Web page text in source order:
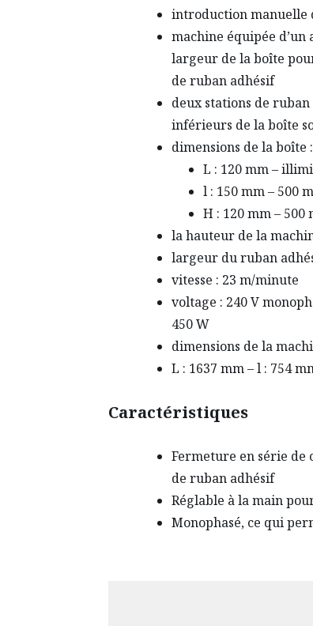
introduction manuelle
machine équipée
largeur de la boîte
de ruban adhésif
deux stations de
inférieurs de la boîte
dimensions de la boîte :
L : 120 mm –
l : 150 mm – 500
H : 120 mm – 500
la hauteur de la
largeur du ruban
vitesse : 23 m/minute
voltage : 240 V
450 W
dimensions de la
L : 1637 mm – l : 754
Caractéristiques
Fermeture en série de
de ruban adhésif
Réglable à la main
Monophasé, ce qui